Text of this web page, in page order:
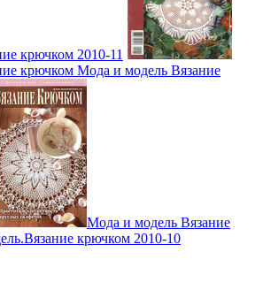
крючком 2010-11
крючком Мода и модель Вязание
Мода и модель Вязание
крючком 2010-10